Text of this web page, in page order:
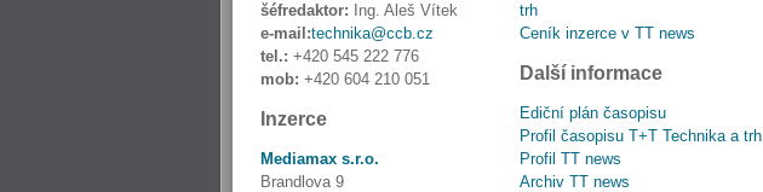
šéfredaktor: Ing. Aleš Vítek
e-mail:technika@ccb.cz
tel.: +420 545 222 776
mob: +420 604 210 051
Inzerce
Mediamax s.r.o.
Brandlova 9
trh
Ceník inzerce v TT news
Další informace
Ediční plán časopisu
Profil časopisu T+T Technika a trh
Profil TT news
Archiv TT news